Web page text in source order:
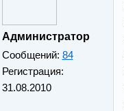
Администратор
Сообщений: 84
Регистрация:
31.08.2010